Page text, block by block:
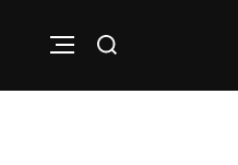
Search